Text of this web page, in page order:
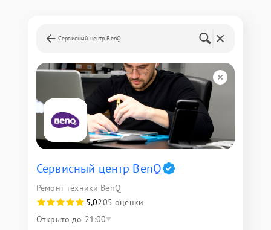
Сервисный центр BenQ
Сервисный центр BenQ
Ремонт техники BenQ
5,0205 оценки
Открыто до 21:00